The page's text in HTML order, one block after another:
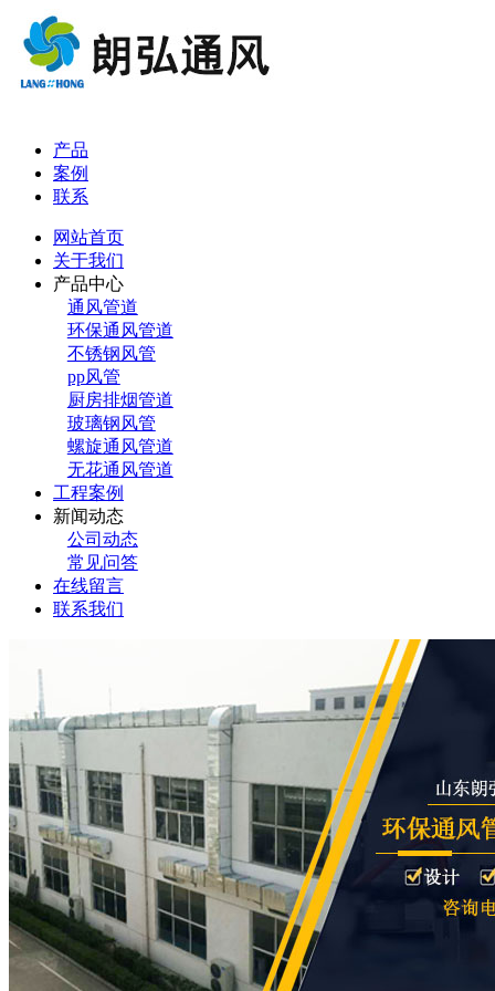
产品
案例
联系
网站首页
关于我们
产品中心
通风管道
环保通风管道
不锈钢风管
pp风管
厨房排烟管道
玻璃钢风管
螺旋通风管道
无花通风管道
工程案例
新闻动态
公司动态
常见问答
在线留言
联系我们